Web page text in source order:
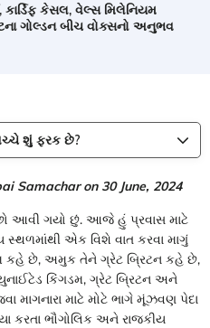
કાર્ડિફ કેસલ, વેલ્સ મિલેનિયમ
ગોલ્ડન બીચ વોક્સનો અનુભવ
શું ફરક છે?
Samachar on 30 June, 2024
આવી ગયો છું. આજે હું પ્રવાસ માટે
સ્થળમાંથી એક વિશે વાત કરવા માગું
કહે છે, અમુક તેને ગ્રેટ બ્રિટન કહે છે,
કિંગડમ, ગ્રેટ બ્રિટન અને
માટે મોટે ભાગે મૂંઝવણ પેદા
કરતા ભૌગોલિક અને રાજકીય